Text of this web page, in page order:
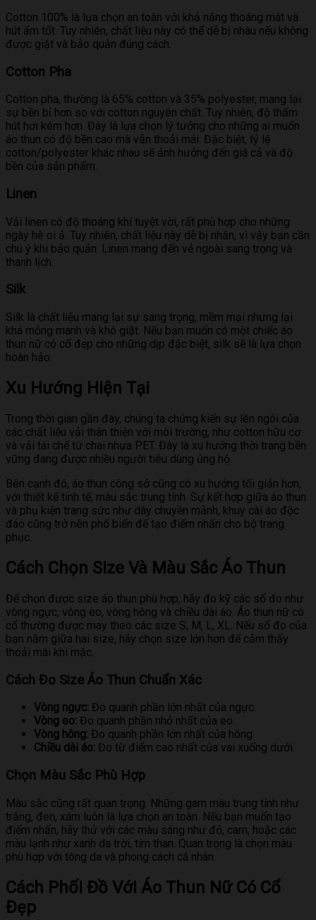
Cotton 100% là lựa chọn an toàn với khả năng thoáng mát và
hút ẩm tốt. Tuy nhiên, chất liệu này có thể dễ bị nhàu nếu không
được giặt và bảo quản đúng cách.
Cotton Pha
Cotton pha, thường là 65% cotton và 35% polyester, mang lại
sự bền bỉ hơn so với cotton nguyên chất. Tuy nhiên, độ thấm
hút hơi kém hơn. Đây là lựa chọn lý tưởng cho những ai muốn
áo thun có độ bền cao mà vẫn thoải mái. Đặc biệt, tỷ lệ
cotton/polyester khác nhau sẽ ảnh hưởng đến giá cả và độ
bền của sản phẩm.
Linen
Vải linen có độ thoáng khí tuyệt vời, rất phù hợp cho những
ngày hè oi ả. Tuy nhiên, chất liệu này dễ bị nhăn, vì vậy bạn cần
chú ý khi bảo quản. Linen mang đến vẻ ngoài sang trọng và
thanh lịch.
Silk
Silk là chất liệu mang lại sự sang trọng, mềm mại nhưng lại
khá mỏng manh và khó giặt. Nếu bạn muốn có một chiếc áo
thun nữ có cổ đẹp cho những dịp đặc biệt, silk sẽ là lựa chọn
hoàn hảo.
Xu Hướng Hiện Tại
Trong thời gian gần đây, chúng ta chứng kiến sự lên ngôi của
các chất liệu vải thân thiện với môi trường, như cotton hữu cơ
và vải tái chế từ chai nhựa PET. Đây là xu hướng thời trang bền
vững đang được nhiều người tiêu dùng ủng hộ.
Bên cạnh đó, áo thun công sở cũng có xu hướng tối giản hơn,
với thiết kế tinh tế, màu sắc trung tính. Sự kết hợp giữa áo thun
và phụ kiện trang sức như dây chuyền mảnh, khuy cài áo độc
đáo cũng trở nên phổ biến để tạo điểm nhấn cho bộ trang
phục.
Cách Chọn Size Và Màu Sắc Áo Thun
Để chọn được size áo thun phù hợp, hãy đo kỹ các số đo như
vòng ngực, vòng eo, vòng hông và chiều dài áo. Áo thun nữ có
cổ thường được may theo các size S, M, L, XL. Nếu số đo của
bạn nằm giữa hai size, hãy chọn size lớn hơn để cảm thấy
thoải mái khi mặc.
Cách Đo Size Áo Thun Chuẩn Xác
Vòng ngực: Đo quanh phần lớn nhất của ngực.
Vòng eo: Đo quanh phần nhỏ nhất của eo.
Vòng hông: Đo quanh phần lớn nhất của hông.
Chiều dài áo: Đo từ điểm cao nhất của vai xuống dưới.
Chọn Màu Sắc Phù Hợp
Màu sắc cũng rất quan trọng. Những gam màu trung tính như
trắng, đen, xám luôn là lựa chọn an toàn. Nếu bạn muốn tạo
điểm nhấn, hãy thử với các màu sáng như đỏ, cam, hoặc các
màu lạnh như xanh da trời, tím than. Quan trọng là chọn màu
phù hợp với tông da và phong cách cá nhân.
Cách Phối Đồ Với Áo Thun Nữ Có Cổ
Đẹp